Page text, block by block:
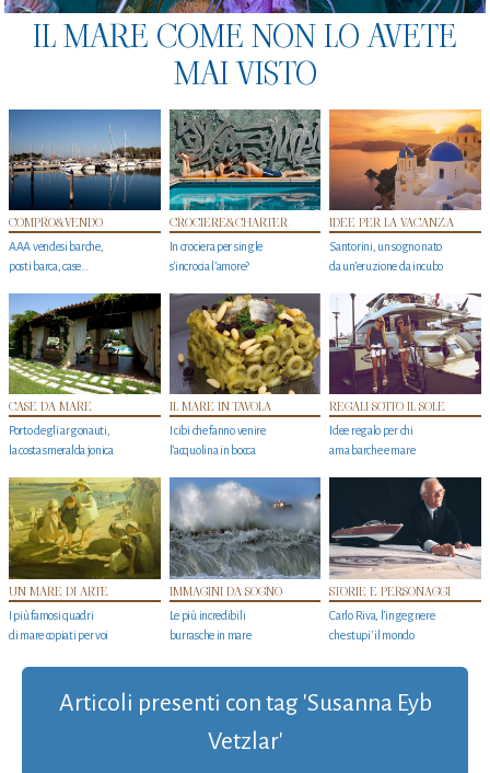
IL MARE COME NON LO AVETE
MAI VISTO
COMPRO&VENDO
AAA vendesi barche,
posti barca, case…
CROCIERE&CHARTER
In crociera per single
s'incrocia l’amore?
IDEE PER LA VACANZA
Santorini, un sogno nato
da un’eruzione da incubo
CASE DA MARE
Porto degli argonauti,
la costa smeralda jonica
IL MARE IN TAVOLA
I cibi che fanno venire
l’acquolina in bocca
REGALI SOTTO IL SOLE
Idee regalo per chi
ama barche e mare
UN MARE DI ARTE
I più famosi quadri
di mare copiati per voi
IMMAGINI DA SOGNO
Le più incredibili
burrasche in mare
STORIE E PERSONAGGI
Carlo Riva, l’ingegnere
che stupi' il mondo
Articoli presenti con tag 'Susanna Eyb
Vetzlar'